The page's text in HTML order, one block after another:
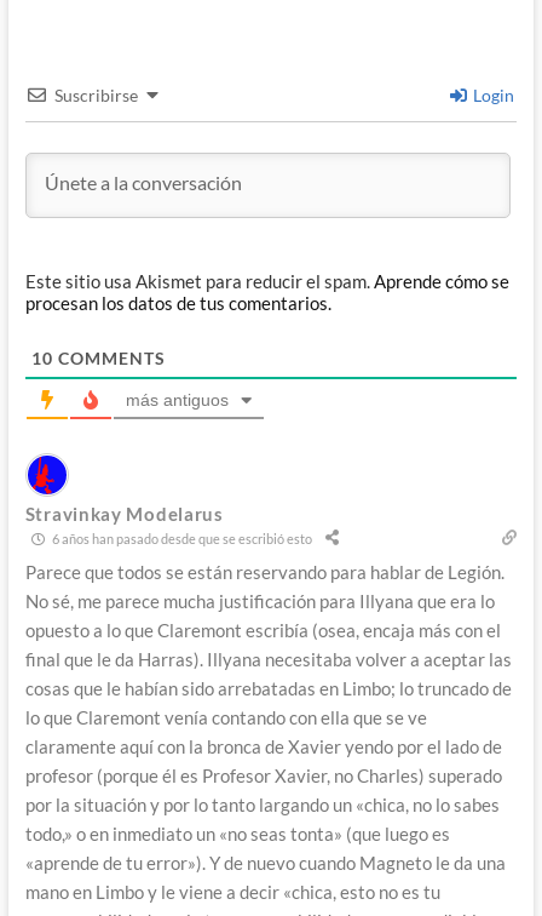
Suscribirse Login
Este sitio usa Akismet para reducir el spam.Aprende cómo se
procesan los datos de tus comentarios.
10 COMMENTS
más antiguos
Stravinkay Modelarus
6 años han pasado desde que se escribió esto
Parece que todos se están reservando para hablar de Legión.
No sé, me parece mucha justificación para Illyana que era lo
opuesto a lo que Claremont escribía (osea, encaja más con el
final que le da Harras). Illyana necesitaba volver a aceptar las
cosas que le habían sido arrebatadas en Limbo; lo truncado de
lo que Claremont venía contando con ella que se ve
claramente aquí con la bronca de Xavier yendo por el lado de
profesor (porque él es Profesor Xavier, no Charles) superado
por la situación y por lo tanto largando un «chica, no lo sabes
todo,» o en inmediato un «no seas tonta» (que luego es
«aprende de tu error»). Y de nuevo cuando Magneto le da una
mano en Limbo y le viene a decir «chica, esto no es tu